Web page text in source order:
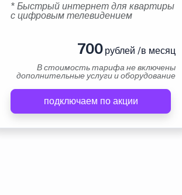
* Быстрый интернет для квартиры
с цифровым телевидением
700рублей /в месяц
В стоимость тарифа не включены
дополнительные услуги и оборудование
подключаем по акции